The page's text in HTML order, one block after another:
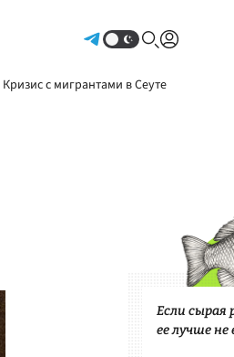
Кризис с мигрантами в Сеуте
Если сырая
ее лучше не